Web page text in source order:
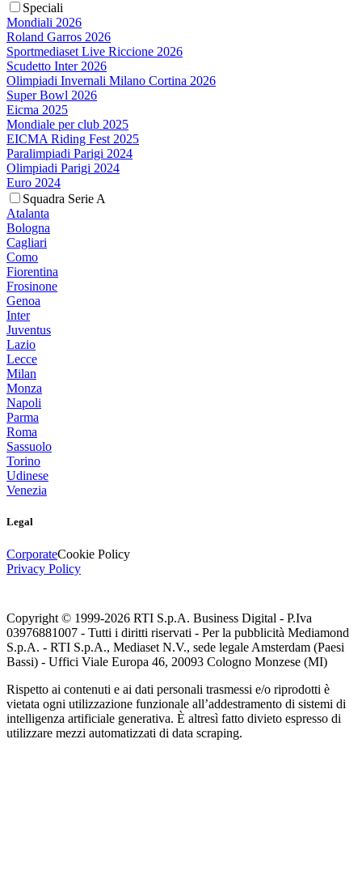
Speciali
Mondiali 2026
Roland Garros 2026
Sportmediaset Live Riccione 2026
Scudetto Inter 2026
Olimpiadi Invernali Milano Cortina 2026
Super Bowl 2026
Eicma 2025
Mondiale per club 2025
EICMA Riding Fest 2025
Paralimpiadi Parigi 2024
Olimpiadi Parigi 2024
Euro 2024
Squadra Serie A
Atalanta
Bologna
Cagliari
Como
Fiorentina
Frosinone
Genoa
Inter
Juventus
Lazio
Lecce
Milan
Monza
Napoli
Parma
Roma
Sassuolo
Torino
Udinese
Venezia
Legal
CorporateCookie Policy
Privacy Policy
Copyright © 1999-2026 RTI S.p.A. Business Digital - P.Iva
03976881007 - Tutti i diritti riservati - Per la pubblicità Mediamond
S.p.A. - RTI S.p.A., Mediaset N.V., sede legale Amsterdam (Paesi
Bassi) - Uffici Viale Europa 46, 20093 Cologno Monzese (MI)
Rispetto ai contenuti e ai dati personali trasmessi e/o riprodotti è
vietata ogni utilizzazione funzionale all’addestramento di sistemi di
intelligenza artificiale generativa. È altresì fatto divieto espresso di
utilizzare mezzi automatizzati di data scraping.